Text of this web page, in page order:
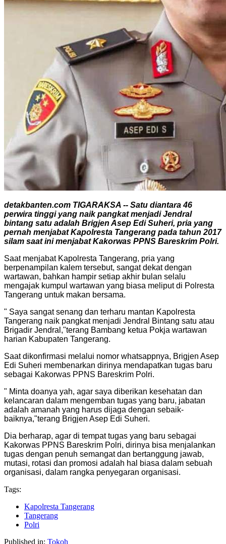
detakbanten.com TIGARAKSA -- Satu diantara 46
perwira tinggi yang naik pangkat menjadi Jendral
bintang satu adalah Brigjen Asep Edi Suheri, pria yang
pernah menjabat Kapolresta Tangerang pada tahun 2017
silam saat ini menjabat Kakorwas PPNS Bareskrim Polri.
Saat menjabat Kapolresta Tangerang, pria yang
berpenampilan kalem tersebut, sangat dekat dengan
wartawan, bahkan hampir setiap akhir bulan selalu
mengajak kumpul wartawan yang biasa meliput di Polresta
Tangerang untuk makan bersama.
" Saya sangat senang dan terharu mantan Kapolresta
Tangerang naik pangkat menjadi Jendral Bintang satu atau
Brigadir Jendral,"terang Bambang ketua Pokja wartawan
harian Kabupaten Tangerang.
Saat dikonfirmasi melalui nomor whatsappnya, Brigjen Asep
Edi Suheri membenarkan dirinya mendapatkan tugas baru
sebagai Kakorwas PPNS Bareskrim Polri.
" Minta doanya yah, agar saya diberikan kesehatan dan
kelancaran dalam mengemban tugas yang baru, jabatan
adalah amanah yang harus dijaga dengan sebaik-
baiknya,"terang Brigjen Asep Edi Suheri.
Dia berharap, agar di tempat tugas yang baru sebagai
Kakorwas PPNS Bareskrim Polri, dirinya bisa menjalankan
tugas dengan penuh semangat dan bertanggung jawab,
mutasi, rotasi dan promosi adalah hal biasa dalam sebuah
organisasi, dalam rangka penyegaran organisasi.
Tags:
Kapolresta Tangerang
Tangerang
Polri
Published in: Tokoh